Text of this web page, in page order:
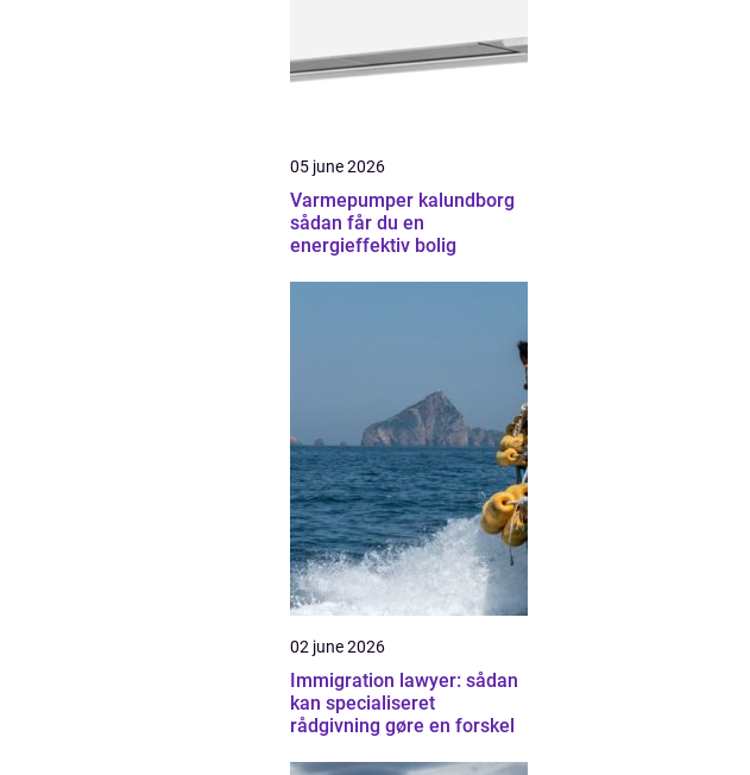
05 june 2026
Varmepumper kalundborg
sådan får du en
energieffektiv bolig
02 june 2026
Immigration lawyer: sådan
kan specialiseret
rådgivning gøre en forskel